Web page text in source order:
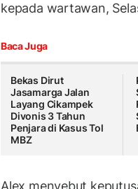
kepada wartawan,
Baca Juga
Bekas Dirut
Jasamarga Jalan
Layang Cikampek
Divonis 3 Tahun
Penjara di Kasus Tol
MBZ
Alex menyebut